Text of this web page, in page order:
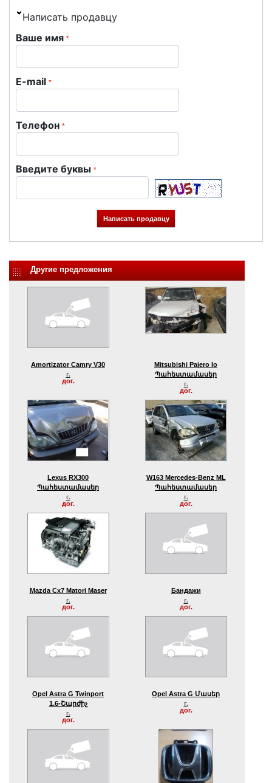
Написать продавцу
Ваше имя *
E-mail *
Телефон *
Введите буквы *
Другие предложения
Amortizator Camry V30
г.
дог.
Mitsubishi Pajero Io
Պահեստամասեր
г.
дог.
Lexus RX300
Պահեստամասեր
г.
дог.
W163 Mercedes-Benz ML
Պահեստամասեր
г.
дог.
Mazda Cx7 Matori Maser
г.
дог.
Бандажи
г.
дог.
Opel Astra G Twinport
1.6-Շարժիչ
г.
дог.
Opel Astra G Մասեր
г.
дог.